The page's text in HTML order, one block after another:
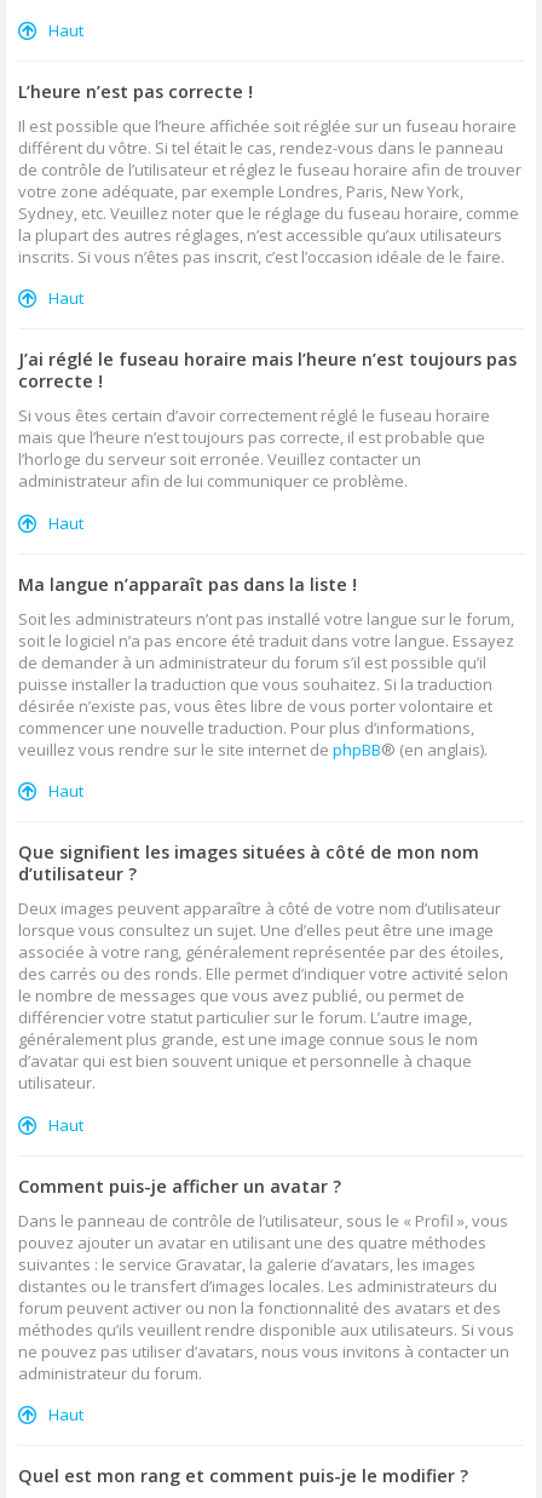
Haut
L’heure n’est pas correcte !
Il est possible que l’heure affichée soit réglée sur un fuseau horaire
différent du vôtre. Si tel était le cas, rendez-vous dans le panneau
de contrôle de l’utilisateur et réglez le fuseau horaire afin de trouver
votre zone adéquate, par exemple Londres, Paris, New York,
Sydney, etc. Veuillez noter que le réglage du fuseau horaire, comme
la plupart des autres réglages, n’est accessible qu’aux utilisateurs
inscrits. Si vous n’êtes pas inscrit, c’est l’occasion idéale de le faire.
Haut
J’ai réglé le fuseau horaire mais l’heure n’est toujours pas
correcte !
Si vous êtes certain d’avoir correctement réglé le fuseau horaire
mais que l’heure n’est toujours pas correcte, il est probable que
l’horloge du serveur soit erronée. Veuillez contacter un
administrateur afin de lui communiquer ce problème.
Haut
Ma langue n’apparaît pas dans la liste !
Soit les administrateurs n’ont pas installé votre langue sur le forum,
soit le logiciel n’a pas encore été traduit dans votre langue. Essayez
de demander à un administrateur du forum s’il est possible qu’il
puisse installer la traduction que vous souhaitez. Si la traduction
désirée n’existe pas, vous êtes libre de vous porter volontaire et
commencer une nouvelle traduction. Pour plus d’informations,
veuillez vous rendre sur le site internet de phpBB® (en anglais).
Haut
Que signifient les images situées à côté de mon nom
d’utilisateur ?
Deux images peuvent apparaître à côté de votre nom d’utilisateur
lorsque vous consultez un sujet. Une d’elles peut être une image
associée à votre rang, généralement représentée par des étoiles,
des carrés ou des ronds. Elle permet d’indiquer votre activité selon
le nombre de messages que vous avez publié, ou permet de
différencier votre statut particulier sur le forum. L’autre image,
généralement plus grande, est une image connue sous le nom
d’avatar qui est bien souvent unique et personnelle à chaque
utilisateur.
Haut
Comment puis-je afficher un avatar ?
Dans le panneau de contrôle de l’utilisateur, sous le « Profil », vous
pouvez ajouter un avatar en utilisant une des quatre méthodes
suivantes : le service Gravatar, la galerie d’avatars, les images
distantes ou le transfert d’images locales. Les administrateurs du
forum peuvent activer ou non la fonctionnalité des avatars et des
méthodes qu’ils veuillent rendre disponible aux utilisateurs. Si vous
ne pouvez pas utiliser d’avatars, nous vous invitons à contacter un
administrateur du forum.
Haut
Quel est mon rang et comment puis-je le modifier ?